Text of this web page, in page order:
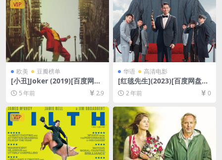
VIP
欧美 豆瓣榜单
[小丑]Joker (2019)[百度网盘
+迅雷云盘资源1080P超清未
删减][MP4/7.7GB][中英字幕]
5 年前 2.9
华语 高清电影
[红毯先生](2023)[百度网盘
+夸克网盘1080P超清资源][网
盘在线播放/下载][MP4/4.4G
B][中文字幕]
2 年前 0
VIP